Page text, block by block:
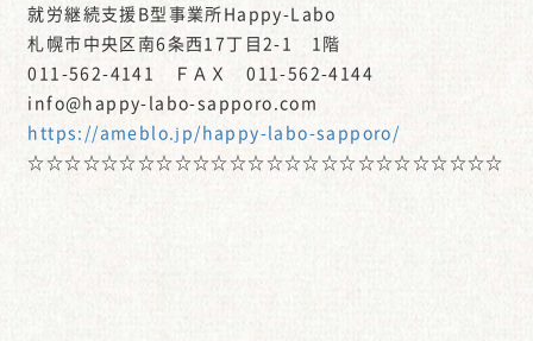
就労継続支援B型事業所Happy-Labo
札幌市中央区南6条西17丁目2-1 1階
011-562-4141 ＦＡＸ 011-562-4144
info@happy-labo-sapporo.com
https://ameblo.jp/happy-labo-sapporo/
☆☆☆☆☆☆☆☆☆☆☆☆☆☆☆☆☆☆☆☆☆☆☆☆☆☆